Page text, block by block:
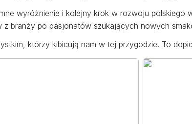
wyróżnienie i kolejny krok w rozwoju polskiego
z branży po pasjonatów szukających nowych
którzy kibicują nam w tej przygodzie. To